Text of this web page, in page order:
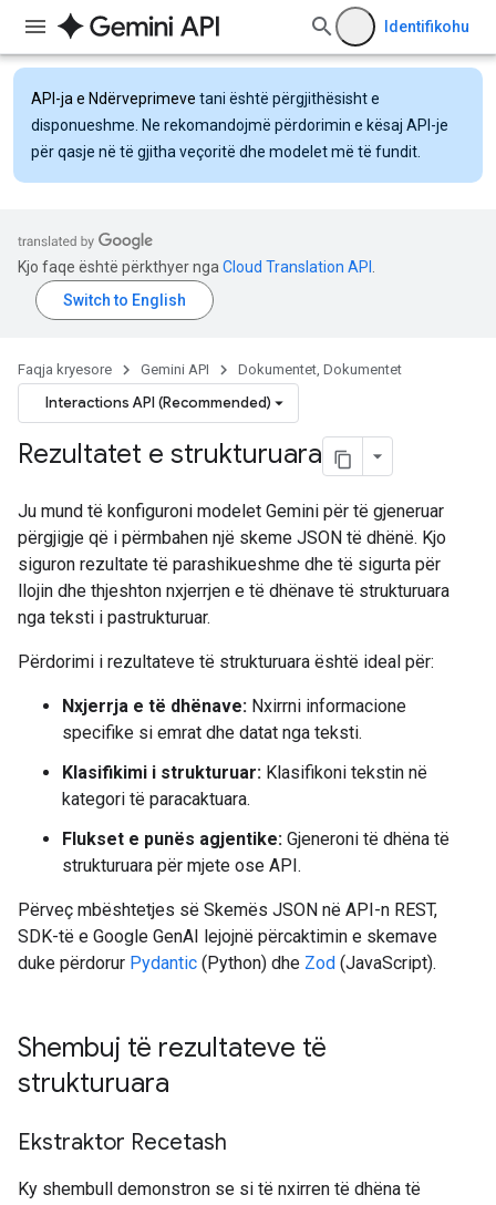
Identifikohu
API-ja e Ndërveprimeve tani është përgjithësisht e
disponueshme. Ne rekomandojmë përdorimin e kësaj API-je
për qasje në të gjitha veçoritë dhe modelet më të fundit.
Kjo faqe është përkthyer nga Cloud Translation API
Faqja kryesore Gemini API Dokumentet, Dokumentet
Interactions API (Recommended)
Rezultatet e strukturuara
Ju mund të konfiguroni modelet Gemini për të gjeneruar
përgjigje që i përmbahen një skeme JSON të dhënë. Kjo
siguron rezultate të parashikueshme dhe të sigurta për
llojin dhe thjeshton nxjerrjen e të dhënave të strukturuara
nga teksti i pastrukturuar.
Përdorimi i rezultateve të strukturuara është ideal për:
Nxjerrja e të dhënave: Nxirrni informacione
specifike si emrat dhe datat nga teksti.
Klasifikimi i strukturuar: Klasifikoni tekstin në
kategori të paracaktuara.
Flukset e punës agjentike: Gjeneroni të dhëna të
strukturuara për mjete ose API.
Përveç mbështetjes së Skemës JSON në API-n REST,
SDK-të e Google GenAI lejojnë përcaktimin e skemave
duke përdorur Pydantic (Python) dhe Zod (JavaScript).
Shembuj të rezultateve të
strukturuara
Ekstraktor Recetash
Ky shembull demonstron se si të nxirren të dhëna të